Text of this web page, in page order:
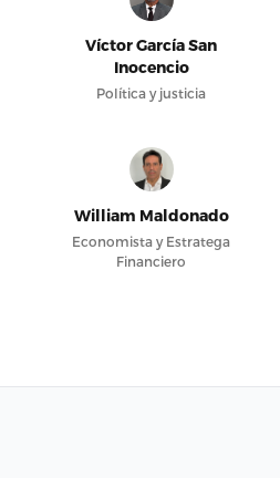
Víctor García San
Inocencio
Política y justicia
William Maldonado
Economista y Estratega
Financiero